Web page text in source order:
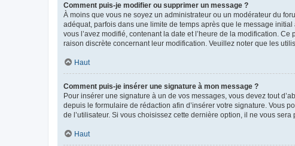
Comment puis-je modifier ou supprimer un message ?
À moins que vous ne soyez un administrateur ou un modérateur du
adéquat, parfois dans une limite de temps après que le message
vous l’avez modifié, contenant la date et l’heure de la modification.
raison discrète concernant leur modification. Veuillez noter que les
Haut
Comment puis-je insérer une signature à mon message ?
Pour insérer une signature à un de vos messages, vous devez tout
depuis le formulaire de rédaction afin d’insérer votre signature. Vous
de l’utilisateur. Si vous choisissez cette dernière option, il ne vous
Haut